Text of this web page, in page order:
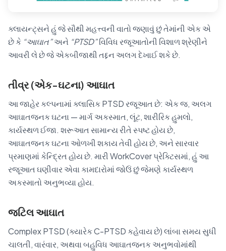
ક્લાયન્ટ્સને હું જે સૌથી મહત્ત્વની વાતો જણાવું છું તેમાંની એક એ
છે કે “આઘાત”અને “PTSD”વિવિધ રજૂઆતોની વિશાળ શ્રેણીને
આવરી લે છે જે એકબીજાથી તદ્દન અલગ દેખાઈ શકે છે.
તીવ્ર (એક-ઘટના) આઘાત
આ જાહેર કલ્પનામાં ક્લાસિક PTSD રજૂઆત છે: એક જ, અલગ
આઘાતજનક ઘટના — માર્ગ અકસ્માત, લૂંટ, શારીરિક હુમલો,
કાર્યસ્થળ ઈજા. શરૂઆત સામાન્ય રીતે સ્પષ્ટ હોય છે,
આઘાતજનક ઘટના ઓળખી શકાય તેવી હોય છે, અને સારવાર
પ્રમાણમાં કેન્દ્રિત હોય છે. મારી WorkCover પ્રેક્ટિસમાં, હું આ
રજૂઆત ઘણીવાર એવા કામદારોમાં જોઉં છું જેમણે કાર્યસ્થળ
અકસ્માતો અનુભવ્યા હોય.
જટિલ આઘાત
Complex PTSD (ક્યારેક C-PTSD કહેવાય છે) લાંબા સમય સુધી
ચાલતી, વારંવાર, અથવા બહુવિધ આઘાતજનક અનુભવોમાંથી